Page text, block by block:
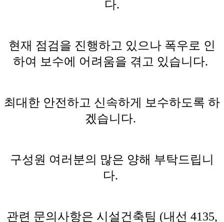
다.
현재 점검을 진행하고 있으나 폭우로 인
하여 보수에 어려움을 겪고 있습니다.
최대한 안전하고 신속하게 보수하도록 하
겠습니다.
구성원 여러분의 많은 양해 부탁드립니
다.
관련 문의사항은 시설건축팀 (내선 4135,